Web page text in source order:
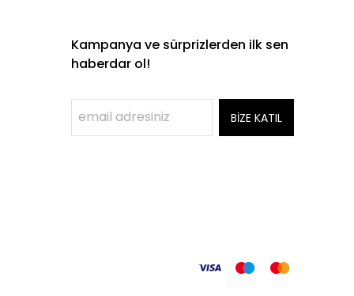
Kampanya ve sürprizlerden ilk sen
haberdar ol!
BİZE KATIL